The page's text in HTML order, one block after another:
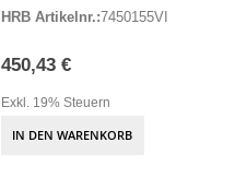
HRB Artikelnr.:7450155VI
450,43 €
Exkl. 19% Steuern
IN DEN WARENKORB